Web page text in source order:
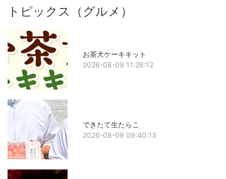
トピックス（グルメ）
お茶犬ケーキキット
2026-08-09 11:26:12
できたて生たらこ
2026-08-09 09:40:13